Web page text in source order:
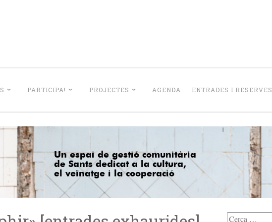
PARTICIPA! PROJECTES AGENDA ENTRADES I RESERVES
Cerca: